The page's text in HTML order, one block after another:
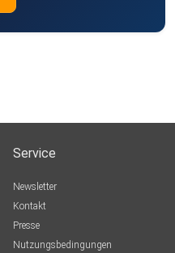
Service
Newsletter
Kontakt
Presse
Nutzungsbedingungen